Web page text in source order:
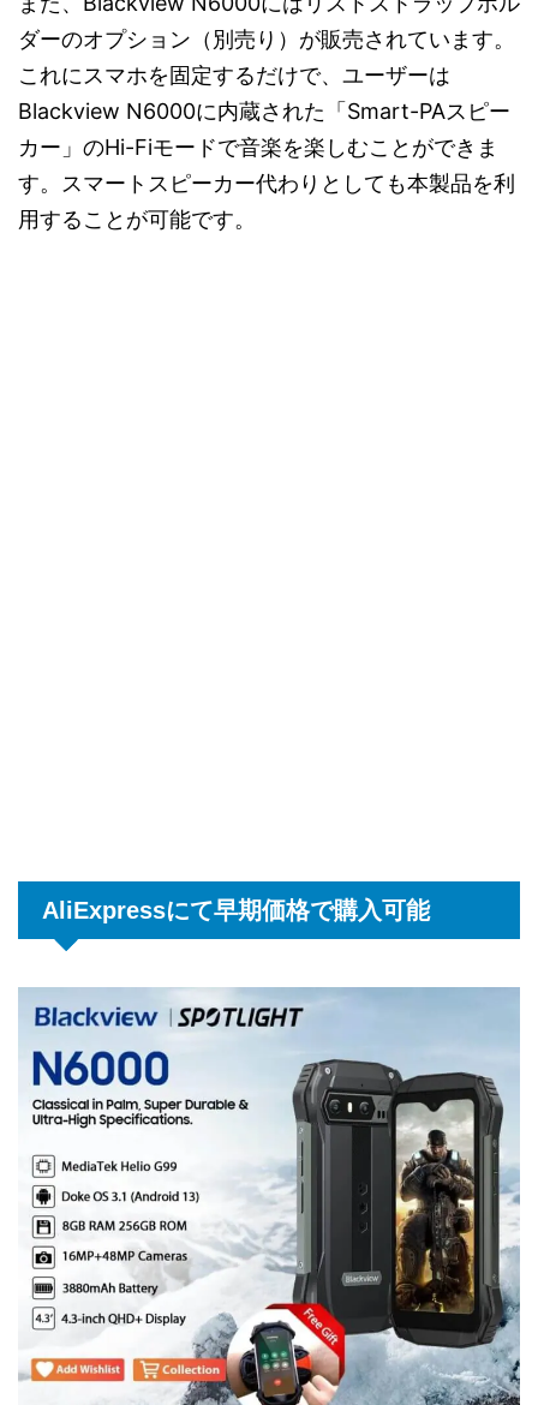
ダーのオプション（別売り）が販売されています。
これにスマホを固定するだけで、ユーザーは
Blackview N6000に内蔵された「Smart-PAスピー
カー」のHi-Fiモードで音楽を楽しむことができま
す。スマートスピーカー代わりとしても本製品を利
用することが可能です。
AliExpressにて早期価格で購入可能